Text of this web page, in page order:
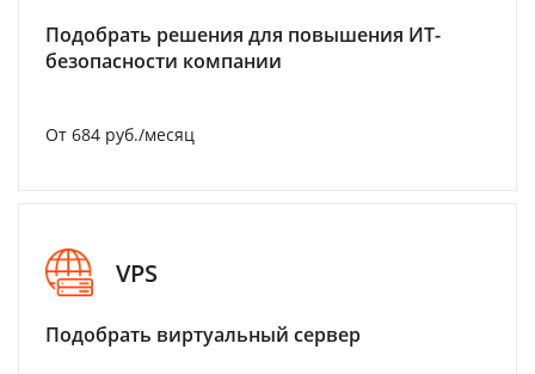
Подобрать решения для повышения ИТ-
безопасности компании
От 684 руб./месяц
VPS
Подобрать виртуальный сервер